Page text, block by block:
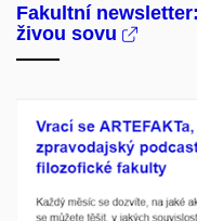
Fakultní
živou sovu